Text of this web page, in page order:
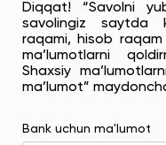
Diqqat! “Savolni
savolingiz saytda
raqami, hisob
ma’lumotlarni
Shaxsiy
ma’lumot”
Bank uchun ma'lumot